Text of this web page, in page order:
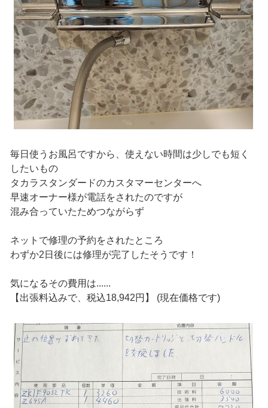
毎日使うお風呂ですから、使えない時間は少しでも短く
したいもの
タカラスタンダードのカスタマーセンターへ
早速オーナー様が電話をされたのですが
混み合っていたためつながらず
ネットで修理の予約をされたところ
わずか2日後には修理が完了したそうです！
気になるその費用は......
【出張料込みで、税込18,942円】 (現在価格です)